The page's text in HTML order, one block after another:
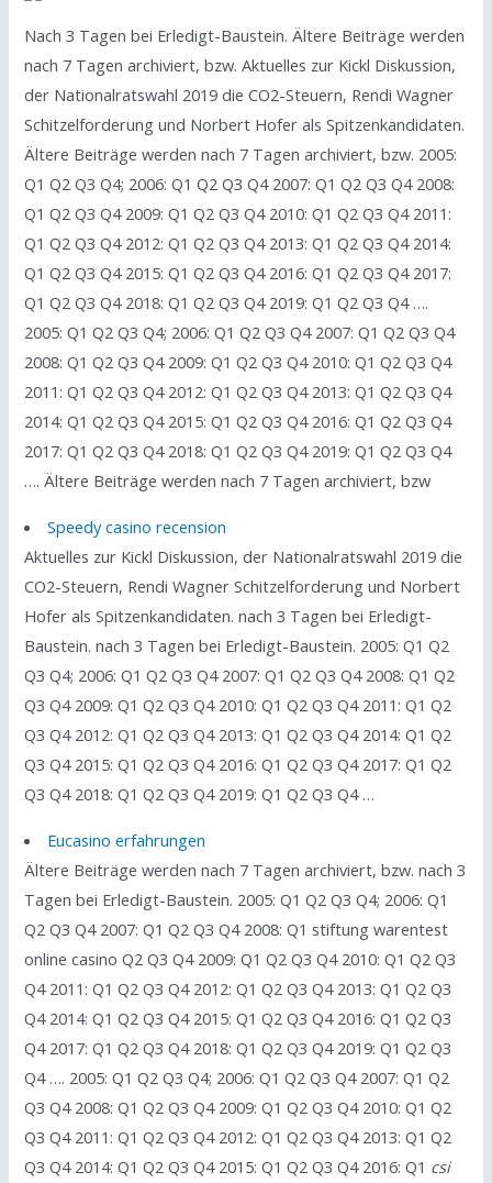
Nach 3 Tagen bei Erledigt-Baustein. Ältere Beiträge werden
nach 7 Tagen archiviert, bzw. Aktuelles zur Kickl Diskussion,
der Nationalratswahl 2019 die CO2-Steuern, Rendi Wagner
Schitzelforderung und Norbert Hofer als Spitzenkandidaten.
Ältere Beiträge werden nach 7 Tagen archiviert, bzw. 2005:
Q1 Q2 Q3 Q4; 2006: Q1 Q2 Q3 Q4 2007: Q1 Q2 Q3 Q4 2008:
Q1 Q2 Q3 Q4 2009: Q1 Q2 Q3 Q4 2010: Q1 Q2 Q3 Q4 2011:
Q1 Q2 Q3 Q4 2012: Q1 Q2 Q3 Q4 2013: Q1 Q2 Q3 Q4 2014:
Q1 Q2 Q3 Q4 2015: Q1 Q2 Q3 Q4 2016: Q1 Q2 Q3 Q4 2017:
Q1 Q2 Q3 Q4 2018: Q1 Q2 Q3 Q4 2019: Q1 Q2 Q3 Q4 ….
2005: Q1 Q2 Q3 Q4; 2006: Q1 Q2 Q3 Q4 2007: Q1 Q2 Q3 Q4
2008: Q1 Q2 Q3 Q4 2009: Q1 Q2 Q3 Q4 2010: Q1 Q2 Q3 Q4
2011: Q1 Q2 Q3 Q4 2012: Q1 Q2 Q3 Q4 2013: Q1 Q2 Q3 Q4
2014: Q1 Q2 Q3 Q4 2015: Q1 Q2 Q3 Q4 2016: Q1 Q2 Q3 Q4
2017: Q1 Q2 Q3 Q4 2018: Q1 Q2 Q3 Q4 2019: Q1 Q2 Q3 Q4
…. Ältere Beiträge werden nach 7 Tagen archiviert, bzw
Speedy casino recension
Aktuelles zur Kickl Diskussion, der Nationalratswahl 2019 die
CO2-Steuern, Rendi Wagner Schitzelforderung und Norbert
Hofer als Spitzenkandidaten. nach 3 Tagen bei Erledigt-
Baustein. nach 3 Tagen bei Erledigt-Baustein. 2005: Q1 Q2
Q3 Q4; 2006: Q1 Q2 Q3 Q4 2007: Q1 Q2 Q3 Q4 2008: Q1 Q2
Q3 Q4 2009: Q1 Q2 Q3 Q4 2010: Q1 Q2 Q3 Q4 2011: Q1 Q2
Q3 Q4 2012: Q1 Q2 Q3 Q4 2013: Q1 Q2 Q3 Q4 2014: Q1 Q2
Q3 Q4 2015: Q1 Q2 Q3 Q4 2016: Q1 Q2 Q3 Q4 2017: Q1 Q2
Q3 Q4 2018: Q1 Q2 Q3 Q4 2019: Q1 Q2 Q3 Q4 …
Eucasino erfahrungen
Ältere Beiträge werden nach 7 Tagen archiviert, bzw. nach 3
Tagen bei Erledigt-Baustein. 2005: Q1 Q2 Q3 Q4; 2006: Q1
Q2 Q3 Q4 2007: Q1 Q2 Q3 Q4 2008: Q1 stiftung warentest
online casino Q2 Q3 Q4 2009: Q1 Q2 Q3 Q4 2010: Q1 Q2 Q3
Q4 2011: Q1 Q2 Q3 Q4 2012: Q1 Q2 Q3 Q4 2013: Q1 Q2 Q3
Q4 2014: Q1 Q2 Q3 Q4 2015: Q1 Q2 Q3 Q4 2016: Q1 Q2 Q3
Q4 2017: Q1 Q2 Q3 Q4 2018: Q1 Q2 Q3 Q4 2019: Q1 Q2 Q3
Q4 …. 2005: Q1 Q2 Q3 Q4; 2006: Q1 Q2 Q3 Q4 2007: Q1 Q2
Q3 Q4 2008: Q1 Q2 Q3 Q4 2009: Q1 Q2 Q3 Q4 2010: Q1 Q2
Q3 Q4 2011: Q1 Q2 Q3 Q4 2012: Q1 Q2 Q3 Q4 2013: Q1 Q2
Q3 Q4 2014: Q1 Q2 Q3 Q4 2015: Q1 Q2 Q3 Q4 2016: Q1 csi